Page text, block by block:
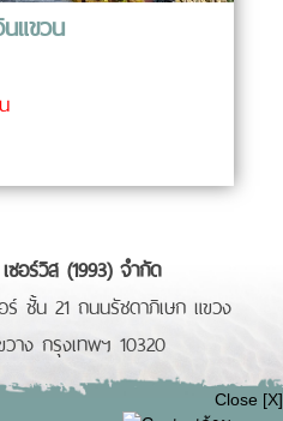
แขวน
อร์วิส (1993) จำกัด
ร์ ชั้น 21 ถนนรัชดาภิเษก แขวง
าง กรุงเทพฯ 10320
Close [X]